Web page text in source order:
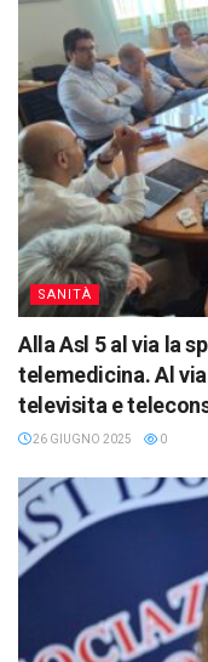
SANITÀ
Alla Asl 5 al via la
telemedicina. Al
televisita e
26 GIUGNO 2025 0